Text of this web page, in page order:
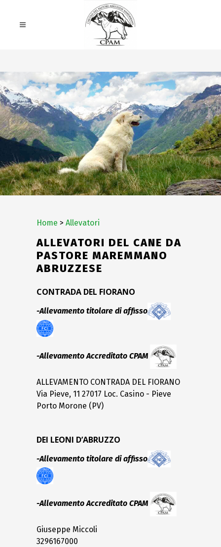
Home > Allevatori
ALLEVATORI DEL CANE DA
PASTORE MAREMMANO
ABRUZZESE
CONTRADA DEL FIORANO
-Allevamento titolare di affisso
-Allevamento Accreditato CPAM
ALLEVAMENTO CONTRADA DEL FIORANO
Via Pieve, 11 27017 Loc. Casino - Pieve
Porto Morone (PV)
DEI LEONI D’ABRUZZO
-Allevamento titolare di affisso
-Allevamento Accreditato CPAM
Giuseppe Miccoli
3296167000